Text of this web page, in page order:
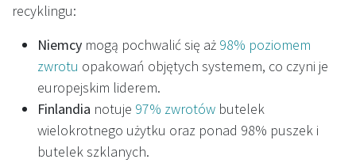
recyklingu:
Niemcy mogą pochwalić się aż 98% poziomem
zwrotu opakowań objętych systemem, co czyni je
europejskim liderem.
Finlandia notuje 97% zwrotów butelek
wielokrotnego użytku oraz ponad 98% puszek i
butelek szklanych.